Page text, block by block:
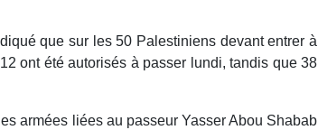
que sur les 50 Palestiniens devant entrer à
ont été autorisés à passer lundi, tandis que 38
armées liées au passeur Yasser Abou Shabab